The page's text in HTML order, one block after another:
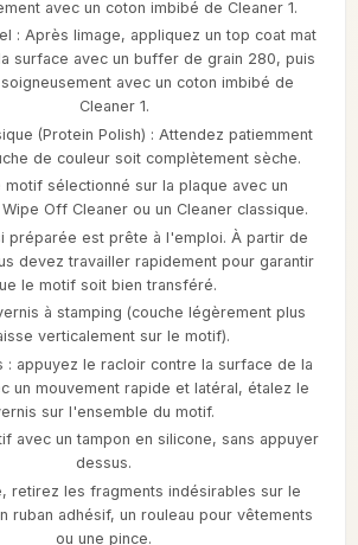
avec un coton imbibé de Cleaner 1.
: Après limage, appliquez un top coat mat
surface avec un buffer de grain 280, puis
avec un coton imbibé de
Cleaner 1.
(Protein Polish) : Attendez patiemment
de couleur soit complètement sèche.
motif sélectionné sur la plaque avec un
Off Cleaner ou un Cleaner classique.
préparée est prête à l'emploi. À partir de
devez travailler rapidement pour garantir
le motif soit bien transféré.
à stamping (couche légèrement plus
verticalement sur le motif).
: appuyez le racloir contre la surface de la
un mouvement rapide et latéral, étalez le
sur l'ensemble du motif.
avec un tampon en silicone, sans appuyer
dessus.
retirez les fragments indésirables sur le
ruban adhésif, un rouleau pour vêtements
ou une pince.